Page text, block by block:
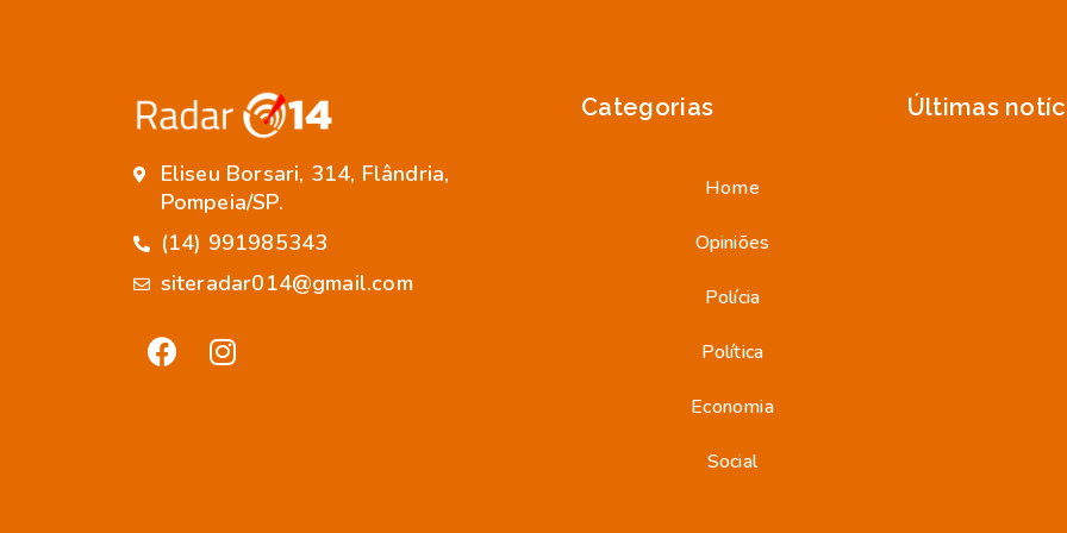
Eliseu Borsari, 314, Flândria,
Pompeia/SP.
(14) 991985343
siteradar014@gmail.com
Categorias
Home
Opiniões
Polícia
Política
Economia
Social
Últimas